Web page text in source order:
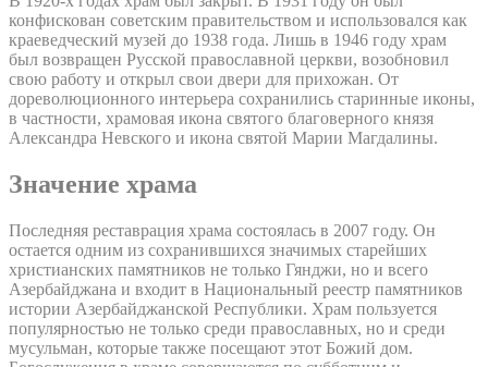
конфискован советским правительством и использовался как
краеведческий музей до 1938 года. Лишь в 1946 году храм
был возвращен Русской православной церкви, возобновил
свою работу и открыл свои двери для прихожан. От
дореволюционного интерьера сохранились старинные иконы,
в частности, храмовая икона святого благоверного князя
Александра Невского и икона святой Марии Магдалины.
Значение храма
Последняя реставрация храма состоялась в 2007 году. Он
остается одним из сохранившихся значимых старейших
христианских памятников не только Гянджи, но и всего
Азербайджана и входит в Национальный реестр памятников
истории Азербайджанской Республики. Храм пользуется
популярностью не только среди православных, но и среди
мусульман, которые также посещают этот Божий дом.